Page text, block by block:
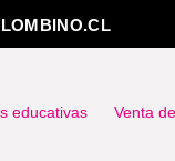
educativas Venta